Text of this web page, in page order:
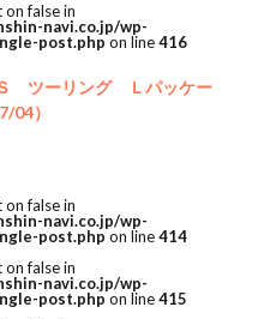
false in
navi.co.jp/wp-
post.php on line416
ツーリング Ｌパッケー
04）
false in
navi.co.jp/wp-
post.php on line414
false in
navi.co.jp/wp-
post.php on line415